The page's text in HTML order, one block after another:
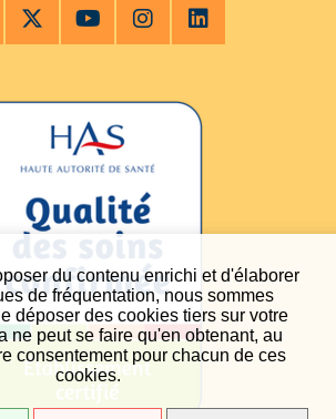
du contenu enrichi et d'élaborer
de fréquentation, nous sommes
déposer des cookies tiers sur votre
ne peut se faire qu'en obtenant, au
consentement pour chacun de ces
cookies.